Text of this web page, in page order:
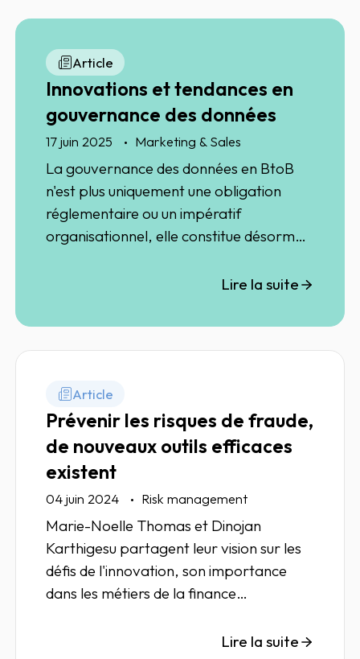
Article
Innovations et tendances en
gouvernance des données
17 juin 2025 Marketing & Sales
La gouvernance des données en BtoB
n'est plus uniquement une obligation
réglementaire ou un impératif
organisationnel, elle constitue désormais
Lire la suite
Article
Prévenir les risques de fraude,
de nouveaux outils efficaces
existent
04 juin 2024 Risk management
Marie-Noelle Thomas et Dinojan
Karthigesu partagent leur vision sur les
défis de l'innovation, son importance
dans les métiers de la finance
transformer, au quotidien, les pratiques
Lire la suite